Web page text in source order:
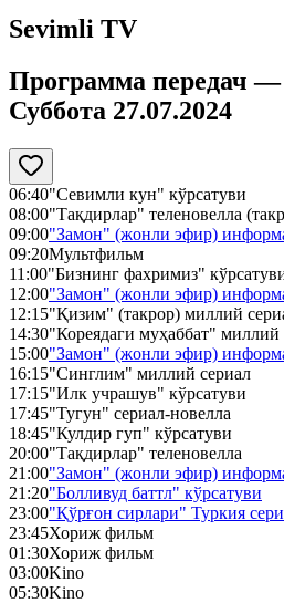
Sevimli TV
Программа передач —
Суббота 27.07.2024
06:40"Севимли кун" кўрсатуви
08:00"Тақдирлар" теленовелла
09:00"Замон" (жонли эфир)
09:20Мультфильм
11:00"Бизнинг фахримиз"
12:00"Замон" (жонли эфир)
12:15"Қизим" (такрор) миллий
14:30"Кореядаги муҳаббат"
15:00"Замон" (жонли эфир)
16:15"Синглим" миллий сериал
17:15"Илк учрашув" кўрсатуви
17:45"Тугун" сериал-новелла
18:45"Кулдир гуп" кўрсатуви
20:00"Тақдирлар" теленовелла
21:00"Замон" (жонли эфир)
21:20"Болливуд баттл" кўрсатуви
23:00"Қўрғон сирлари" Туркия
23:45Хориж фильм
01:30Хориж фильм
03:00Kino
05:30Kino